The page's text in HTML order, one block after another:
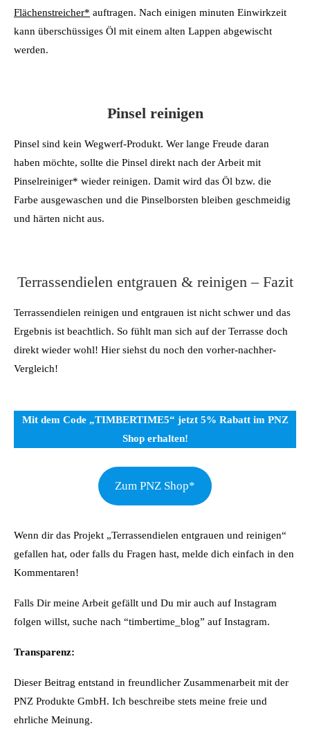
Flächenstreicher* auftragen. Nach einigen minuten Einwirkzeit
kann überschüssiges Öl mit einem alten Lappen abgewischt
werden.
Pinsel reinigen
Pinsel sind kein Wegwerf-Produkt. Wer lange Freude daran
haben möchte, sollte die Pinsel direkt nach der Arbeit mit
Pinselreiniger* wieder reinigen. Damit wird das Öl bzw. die
Farbe ausgewaschen und die Pinselborsten bleiben geschmeidig
und härten nicht aus.
Terrassendielen entgrauen & reinigen – Fazit
Terrassendielen reinigen und entgrauen ist nicht schwer und das
Ergebnis ist beachtlich. So fühlt man sich auf der Terrasse doch
direkt wieder wohl! Hier siehst du noch den vorher-nachher-
Vergleich!
Mit dem Code „TIMBERTIME5“ jetzt 5% Rabatt im PNZ
Shop erhalten!
Zum PNZ Shop*
Wenn dir das Projekt „Terrassendielen entgrauen und reinigen“
gefallen hat, oder falls du Fragen hast, melde dich einfach in den
Kommentaren!
Falls Dir meine Arbeit gefällt und Du mir auch auf Instagram
folgen willst, suche nach “timbertime_blog” auf Instagram.
Transparenz:
Dieser Beitrag entstand in freundlicher Zusammenarbeit mit der
PNZ Produkte GmbH. Ich beschreibe stets meine freie und
ehrliche Meinung.